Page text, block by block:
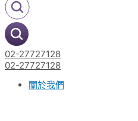
02-27727128
02-27727128
關於我們